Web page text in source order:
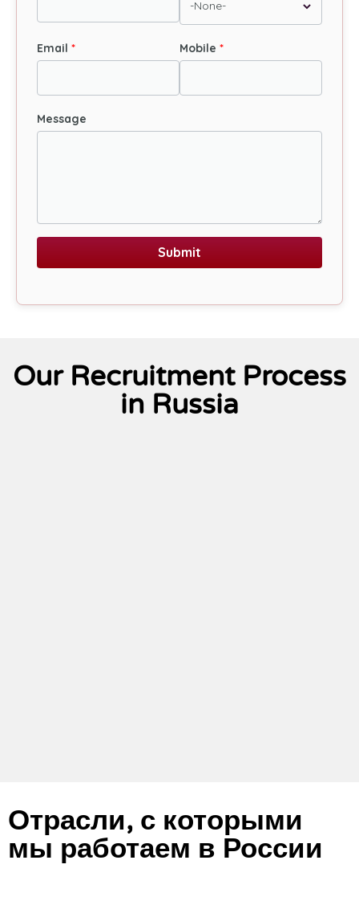
Email Mobile
Message
Submit
Our Recruitment Process
in Russia
Отрасли, с которыми
мы работаем в России